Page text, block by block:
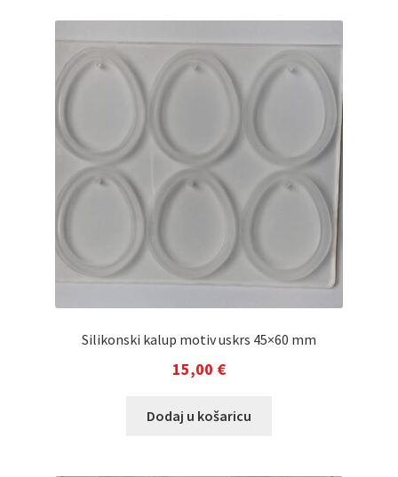
Silikonski kalup motiv uskrs 45×60 mm
15,00 €
Dodaj u košaricu